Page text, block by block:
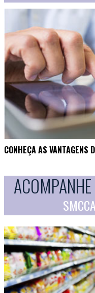
CONHEÇA AS VANTAGENS